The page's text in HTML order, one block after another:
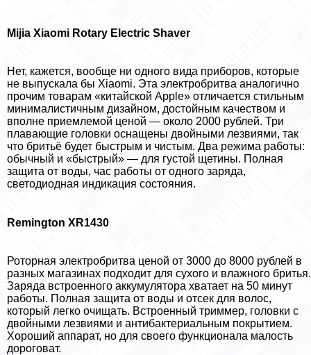
Mijia Xiaomi Rotary Electric Shaver
Нет, кажется, вообще ни одного вида приборов, которые
не выпускала бы Xiaomi. Эта электробритва аналогично
прочим товарам «китайской Apple» отличается стильным
минималистичным дизайном, достойным качеством и
вполне приемлемой ценой — около 2000 рублей. Три
плавающие головки оснащены двойными лезвиями, так
что бритьё будет быстрым и чистым. Два режима работы:
обычный и «быстрый» — для густой щетины. Полная
защита от воды, час работы от одного заряда,
светодиодная индикация состояния.
Remington XR1430
Роторная электробритва ценой от 3000 до 8000 рублей в
разных магазинах подходит для сухого и влажного бритья.
Заряда встроенного аккумулятора хватает на 50 минут
работы. Полная защита от воды и отсек для волос,
который легко очищать. Встроенный триммер, головки с
двойными лезвиями и антибактериальным покрытием.
Хороший аппарат, но для своего функционала малость
дороговат.